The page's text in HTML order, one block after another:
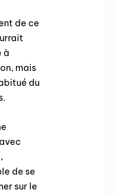
de ce
à
mais
du
de se
sur le